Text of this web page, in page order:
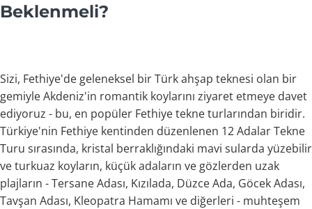
Beklenmeli?
Sizi, Fethiye'de geleneksel bir Türk ahşap teknesi olan bir
gemiyle Akdeniz'in romantik koylarını ziyaret etmeye davet
ediyoruz - bu, en popüler Fethiye tekne turlarından biridir.
Türkiye'nin Fethiye kentinden düzenlenen 12 Adalar Tekne
Turu sırasında, kristal berraklığındaki mavi sularda yüzebilir
ve turkuaz koyların, küçük adaların ve gözlerden uzak
plajların - Tersane Adası, Kızılada, Düzce Ada, Göcek Adası,
Tavşan Adası, Kleopatra Hamamı ve diğerleri - muhteşem